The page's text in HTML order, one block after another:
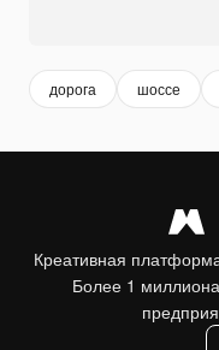
дорога шоссе
Креативная
Более 1